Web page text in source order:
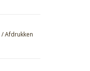
/Afdrukken